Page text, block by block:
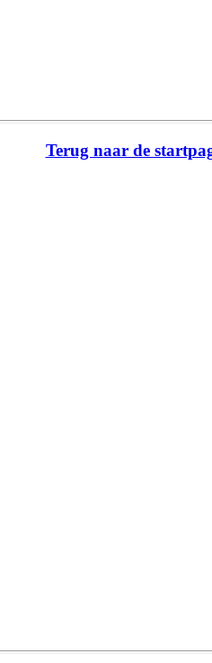
Terug naar de